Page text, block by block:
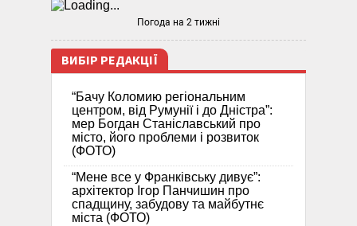
Погода на 2 тижні
ВИБІР РЕДАКЦІЇ
“Бачу Коломию регіональним
центром, від Румунії і до Дністра”:
мер Богдан Станіславський про
місто, його проблеми і розвиток
(ФОТО)
“Мене все у Франківську дивує”:
архітектор Ігор Панчишин про
спадщину, забудову та майбутнє
міста (ФОТО)